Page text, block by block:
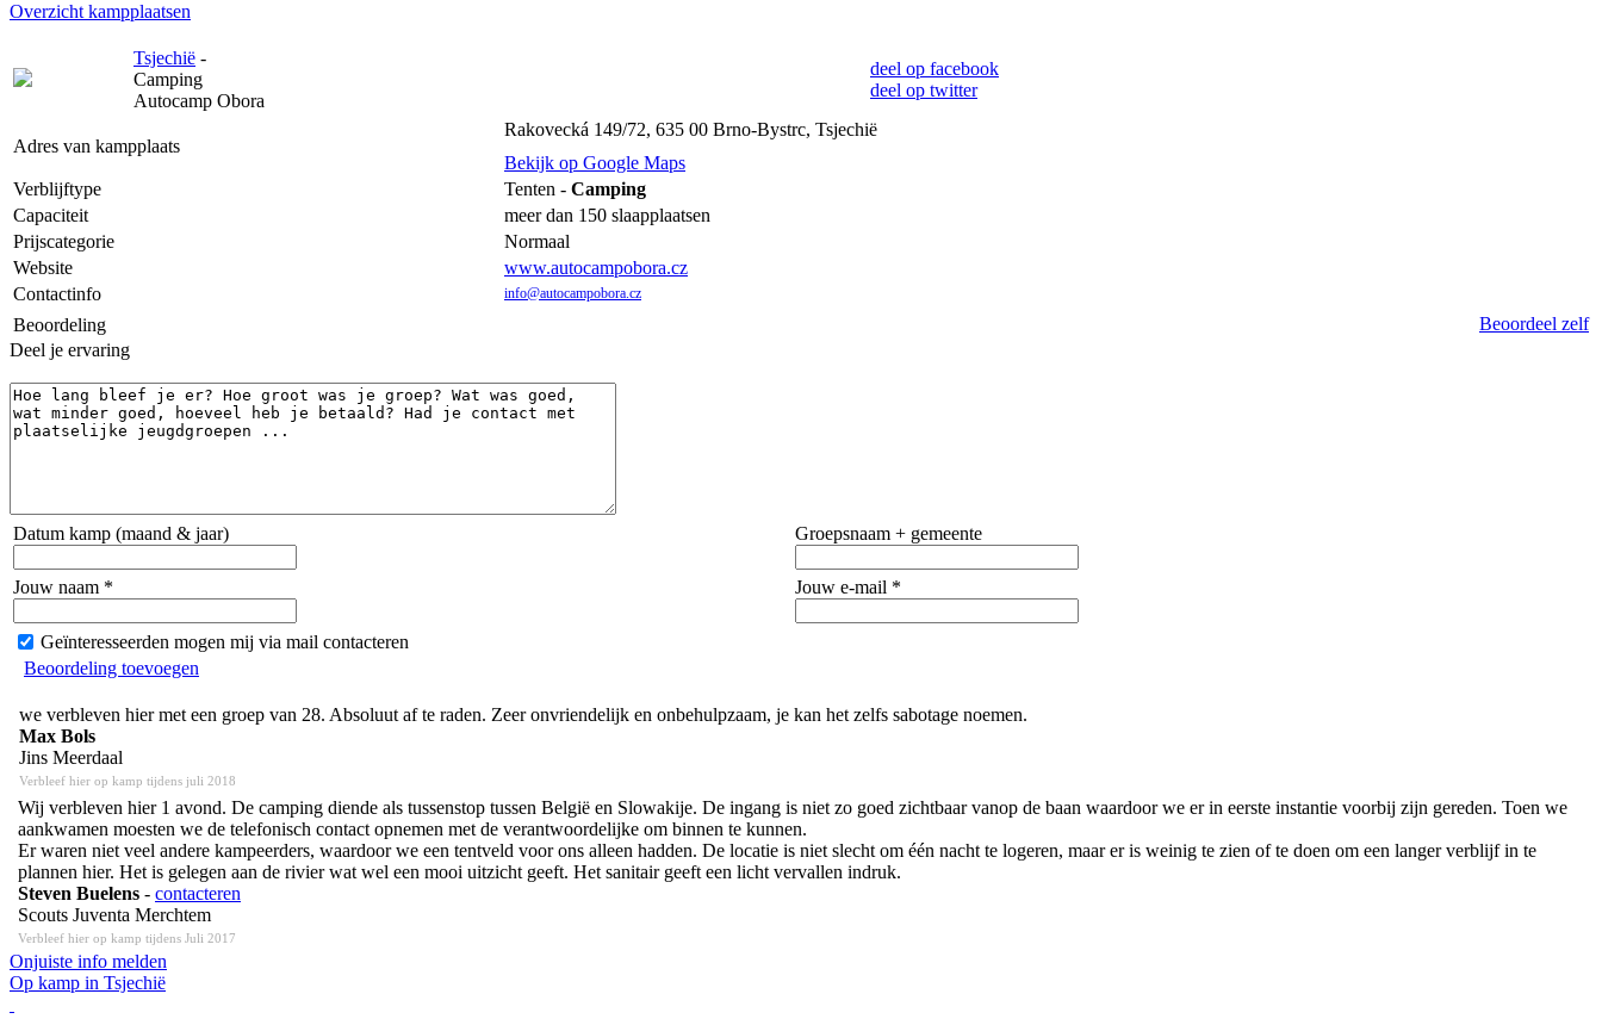
Overzicht kampplaatsen
Tsjechië -
Camping
Autocamp Obora
deel op facebook
deel op twitter
Adres van kampplaats
Rakovecká 149/72, 635 00 Brno-Bystrc, Tsjechië
Bekijk op Google Maps
Verblijftype
Tenten - Camping
Capaciteit
meer dan 150 slaapplaatsen
Prijscategorie
Normaal
Website
www.autocampobora.cz
Contactinfo
info@autocampobora.cz
Beoordeling
Beoordeel zelf
Deel je ervaring
Datum kamp (maand & jaar) Groepsnaam + gemeente
Jouw naam * Jouw e-mail *
Geïnteresseerden mogen mij via mail contacteren
Beoordeling toevoegen
we verbleven hier met een groep van 28. Absoluut af te raden. Zeer onvriendelijk en onbehulpzaam, je kan het zelfs sabotage noemen.
Max Bols
Jins Meerdaal
Verbleef hier op kamp tijdens juli 2018
Wij verbleven hier 1 avond. De camping diende als tussenstop tussen België en Slowakije. De ingang is niet zo goed zichtbaar vanop de baan waardoor we er in eerste instantie voorbij zijn gereden. Toen we
aankwamen moesten we de telefonisch contact opnemen met de verantwoordelijke om binnen te kunnen.
Er waren niet veel andere kampeerders, waardoor we een tentveld voor ons alleen hadden. De locatie is niet slecht om één nacht te logeren, maar er is weinig te zien of te doen om een langer verblijf in te
plannen hier. Het is gelegen aan de rivier wat wel een mooi uitzicht geeft. Het sanitair geeft een licht vervallen indruk.
Steven Buelens - contacteren
Scouts Juventa Merchtem
Verbleef hier op kamp tijdens Juli 2017
Onjuiste info melden
Op kamp in Tsjechië